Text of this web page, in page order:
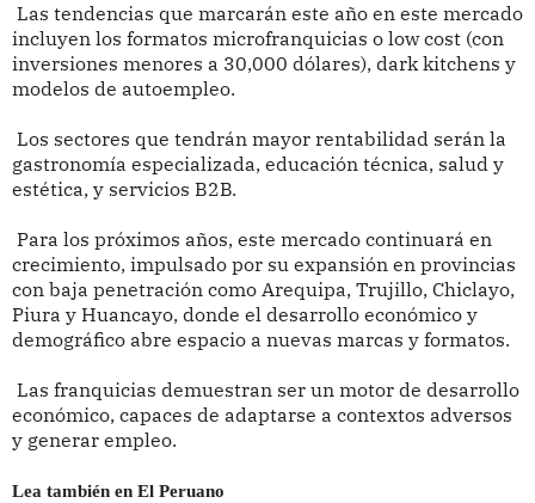
Las tendencias que marcarán este año en este mercado
incluyen los formatos microfranquicias o low cost (con
inversiones menores a 30,000 dólares), dark kitchens y
modelos de autoempleo.
Los sectores que tendrán mayor rentabilidad serán la
gastronomía especializada, educación técnica, salud y
estética, y servicios B2B.
Para los próximos años, este mercado continuará en
crecimiento, impulsado por su expansión en provincias
con baja penetración como Arequipa, Trujillo, Chiclayo,
Piura y Huancayo, donde el desarrollo económico y
demográfico abre espacio a nuevas marcas y formatos.
Las franquicias demuestran ser un motor de desarrollo
económico, capaces de adaptarse a contextos adversos
y generar empleo.
Lea también en El Peruano